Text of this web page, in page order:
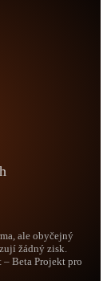
ale obyčejný
žádný zisk.
Beta Projekt pro